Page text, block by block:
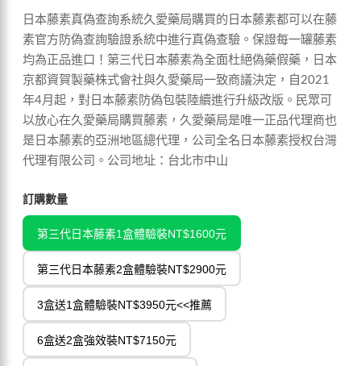
日本藤素真偽查詢系統久愛藥局購買的日本藤素都可以在藤
素官方防偽查詢驗證系統中進行真偽查驗。保證每一罐藤素
均為正品進口！第三代日本藤素為全面杜絕偽藥假藥，日本
京都資賀製藥株式會社與久愛藥局一致商議決定，自2021
年4月起，對日本藤素防偽包裝陸續進行升級改版。民眾可
以放心在久愛藥局購買藤素，久愛藥局是唯一正品代理商也
是日本藤素的亞洲地區總代理，公司全名日本藤素授权台灣
代理有限公司。公司地址：台北市中山
訂購數量
第三代日本藤素1盒體驗裝NT$1600元
第三代日本藤素2盒體驗裝NT$2900元
3盒送1盒體驗裝NT$3950元<<推薦
6盒送2盒強效裝NT$7150元